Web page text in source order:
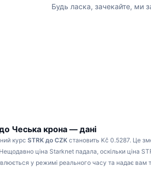
Будь ласка, зачекайте, ми
Чеська крона — дані
курс STRK до CZK становить Kč 0.5287. Це
Нещодавно ціна Starknet падала, оскільки ціна
у режимі реального часу та надає вам